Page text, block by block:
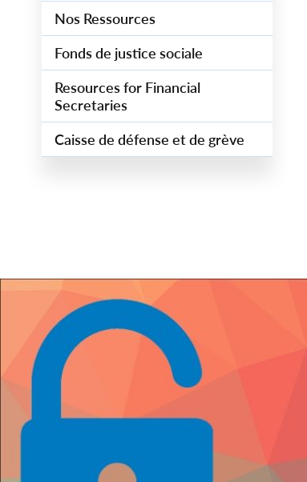
Nos Ressources
Fonds de justice sociale
Resources for Financial
Secretaries
Caisse de défense et de grève